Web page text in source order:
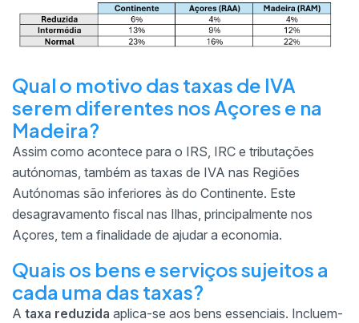
Qual o motivo das taxas de IVA
serem diferentes nos Açores e na
Madeira?
Assim como acontece para o IRS, IRC e tributações
autónomas, também as taxas de IVA nas Regiões
Autónomas são inferiores às do Continente. Este
desagravamento fiscal nas Ilhas, principalmente nos
Açores, tem a finalidade de ajudar a economia.
Quais os bens e serviços sujeitos a
cada uma das taxas?
A taxa reduzida aplica-se aos bens essenciais. Incluem-